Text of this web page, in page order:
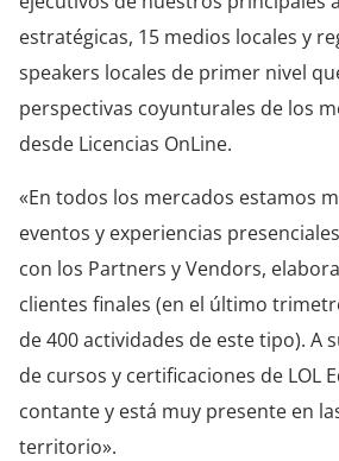
estratégicas, 15 medios locales y
speakers locales de primer nivel
perspectivas coyunturales de los
desde Licencias OnLine.
«En todos los mercados estamos
eventos y experiencias
con los Partners y Vendors,
clientes finales (en el último
de 400 actividades de este tipo). A
de cursos y certificaciones de LOL
contante y está muy presente en
territorio».